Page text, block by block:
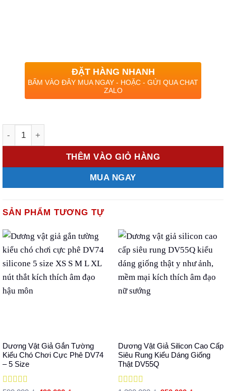
ĐẶT HÀNG NHANH
BẤM VÀO ĐÂY MUA NGAY - HOẶC - GỬI QUA CHAT
ZALO
THÊM VÀO GIỎ HÀNG
MUA NGAY
SẢN PHẨM TƯƠNG TỰ
Dương Vật Giả Gắn Tường
Kiểu Chó Chơi Cực Phê DV74
– 5 Size
Dương Vật Giả Silicon Cao Cấp
Siêu Rung Kiểu Dáng Giống
Thật DV55Q